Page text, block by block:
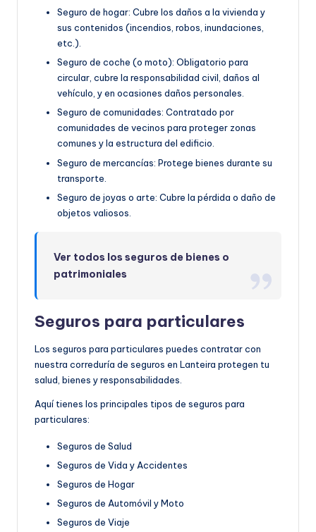
Seguro de hogar: Cubre los daños a la vivienda y
sus contenidos (incendios, robos, inundaciones,
etc.).
Seguro de coche (o moto): Obligatorio para
circular, cubre la responsabilidad civil, daños al
vehículo, y en ocasiones daños personales.
Seguro de comunidades: Contratado por
comunidades de vecinos para proteger zonas
comunes y la estructura del edificio.
Seguro de mercancías: Protege bienes durante su
transporte.
Seguro de joyas o arte: Cubre la pérdida o daño de
objetos valiosos.
Ver todos los seguros de bienes o
patrimoniales
Seguros para particulares
Los seguros para particulares puedes contratar con
nuestra correduría de seguros en Lanteira protegen tu
salud, bienes y responsabilidades.
Aquí tienes los principales tipos de seguros para
particulares:
Seguros de Salud
Seguros de Vida y Accidentes
Seguros de Hogar
Seguros de Automóvil y Moto
Seguros de Viaje